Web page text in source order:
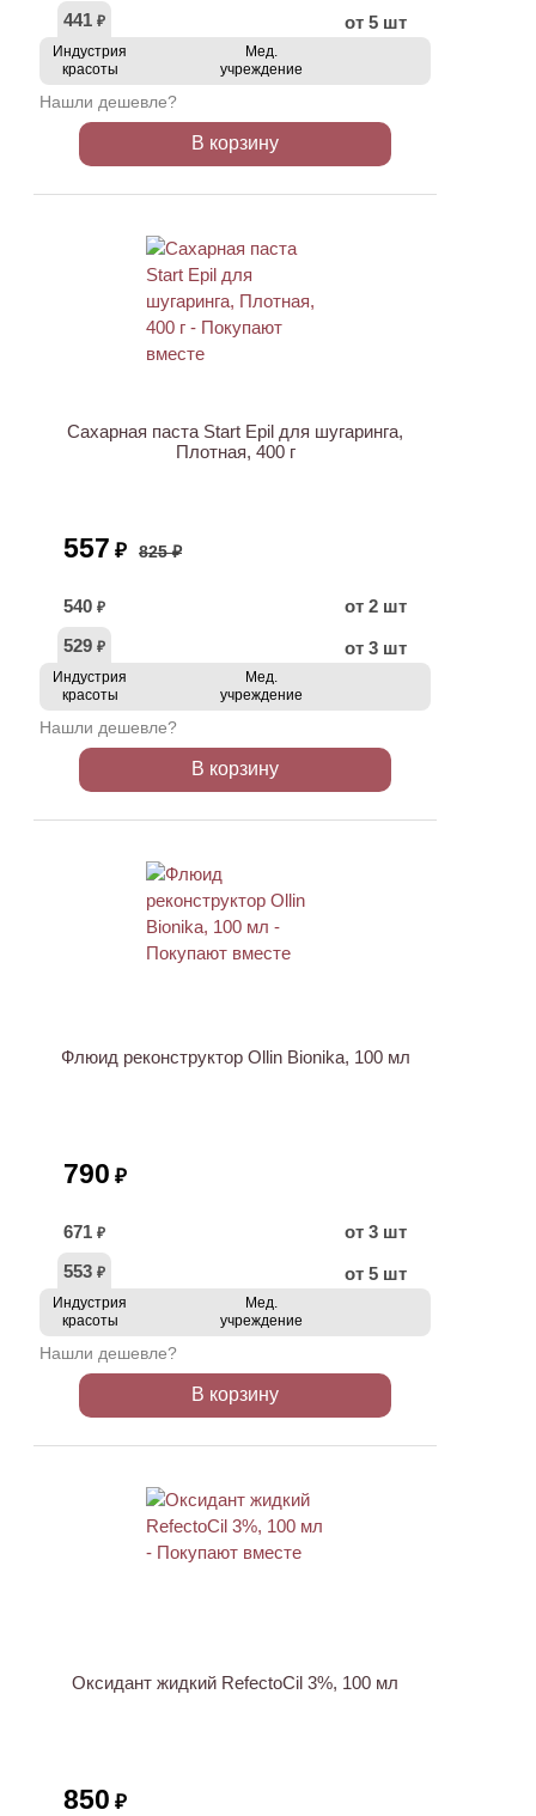
441 ₽ от 5 шт
Индустрия
красоты
Мед.
учреждение
Нашли дешевле?
В корзину
Сахарная паста Start Epil для шугаринга,
Плотная, 400 г
557 ₽ 825 ₽
540 ₽
от 2 шт
529 ₽ от 3 шт
Индустрия
красоты
Мед.
учреждение
Нашли дешевле?
В корзину
Флюид реконструктор Ollin Bionika, 100 мл
790 ₽
671 ₽
от 3 шт
553 ₽ от 5 шт
Индустрия
красоты
Мед.
учреждение
Нашли дешевле?
В корзину
Оксидант жидкий RefectoCil 3%, 100 мл
850 ₽